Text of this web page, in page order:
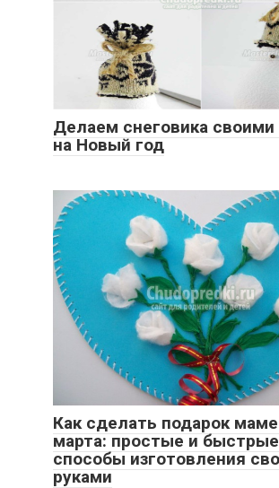
Делаем снеговика своими
на Новый год
Как сделать подарок
марта: простые и быстрые
способы изготовления
руками